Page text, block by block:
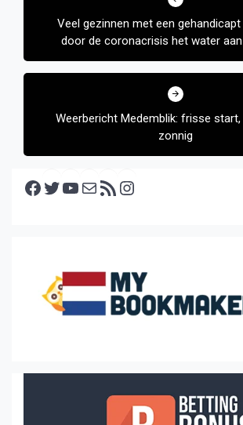
Veel gezinnen met een
door de coronacrisis het water aan
Weerbericht Medemblik: frisse start,
zonnig
Facebook Twitter YouTube E-mail RSS feed